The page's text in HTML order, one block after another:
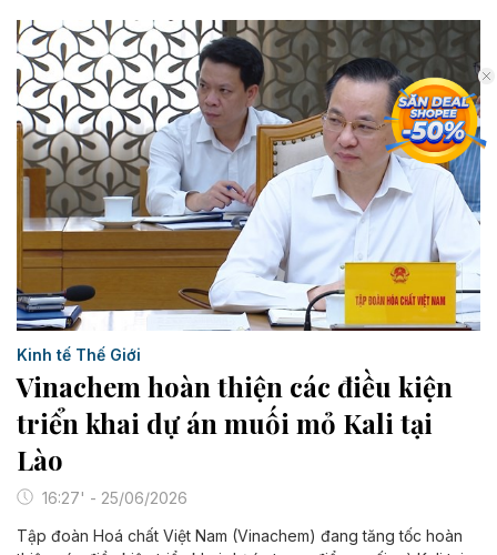
Kinh tế Thế Giới
Vinachem hoàn thiện các điều kiện
triển khai dự án muối mỏ Kali tại
Lào
16:27' - 25/06/2026
Tập đoàn Hoá chất Việt Nam (Vinachem) đang tăng tốc hoàn